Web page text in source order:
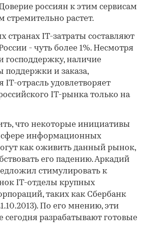
россиян к этим сервисам
стремительно растет.
странах IT-затраты составляют
- чуть более 1%. Несмотря
господдержку, наличие
поддержки и заказа,
IT-отрасль удовлетворяет
IT-рынка только на
что некоторые инициативы
сфере информационных
как оживить данный рынок,
его падению. Аркадий
стимулировать к
IT-отделы крупных
таких как Сбербанк
По его мнению, эти
разрабатывают готовые